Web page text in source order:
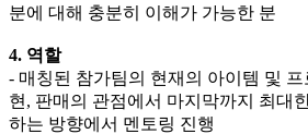
분에 대해 충분히 이해가 가능한 분
4. 역할
- 매칭된 참가팀의 현재의 아이템 및
현, 판매의 관점에서 마지막까지 최대
하는 방향에서 멘토링 진행